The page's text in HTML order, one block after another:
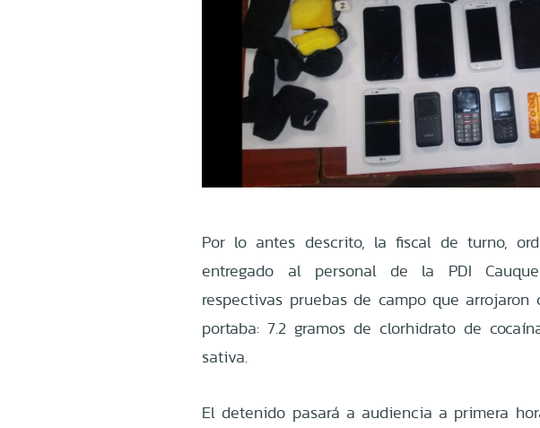
Por lo antes descrito, la fiscal de turno,
entregado al personal de la PDI
respectivas pruebas de campo que
portaba: 7.2 gramos de clorhidrato de
sativa.
El detenido pasará a audiencia a primera